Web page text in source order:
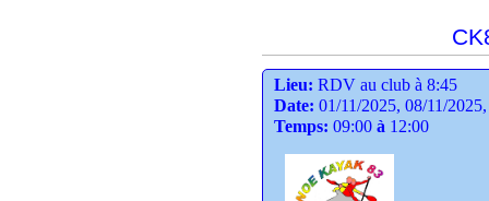
Lieu: RDV au club à 8:45
Date: 01/11/2025, 08/11/
Temps: 09:00 à 12:00